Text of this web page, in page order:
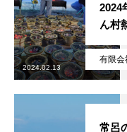
無料で登録したい企業
メディア取材受付口は
有限会
2024
ん村
2024.02.13
常呂